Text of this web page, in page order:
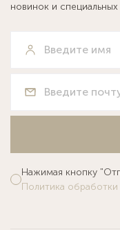
новинок и
Нажимая кнопку
Политика